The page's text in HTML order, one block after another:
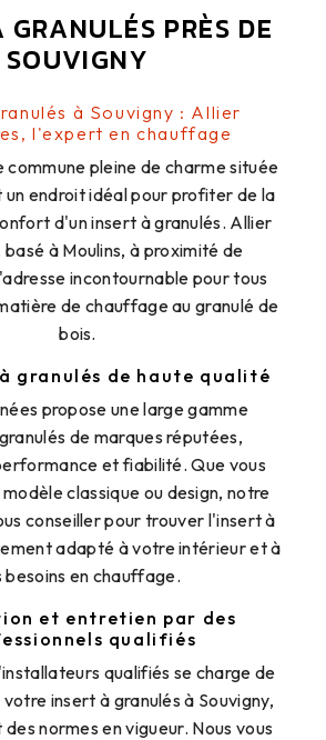
PRÈS DE
SOUVIGNY
à Souvigny : Allier
l'expert en chauffage
commune pleine de charme située
un endroit idéal pour profiter de la
d'un insert à granulés. Allier
basé à Moulins, à proximité de
incontournable pour tous
de chauffage au granulé de
bois.
granulés de haute qualité
propose une large gamme
de marques réputées,
et fiabilité. Que vous
classique ou design, notre
conseiller pour trouver l'insert à
adapté à votre intérieur et à
besoins en chauffage.
et entretien par des
qualifiés
qualifiés se charge de
insert à granulés à Souvigny,
normes en vigueur. Nous vous